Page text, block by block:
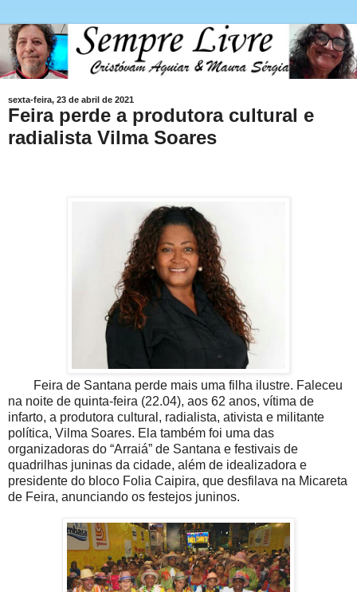
sexta-feira, 23 de abril de 2021
Feira perde a produtora cultural e
radialista Vilma Soares
Feira de Santana perde mais uma filha ilustre. Faleceu
na noite de quinta-feira (22.04), aos 62 anos, vítima de
infarto, a produtora cultural, radialista, ativista e militante
política, Vilma Soares. Ela também foi uma das
organizadoras do “Arraiá” de Santana e festivais de
quadrilhas juninas da cidade, além de idealizadora e
presidente do bloco Folia Caipira, que desfilava na Micareta
de Feira, anunciando os festejos juninos.